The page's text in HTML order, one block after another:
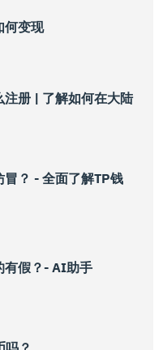
何变现
注册 | 了解如何在大陆
冒？ - 全面了解TP钱
有假？- AI助手